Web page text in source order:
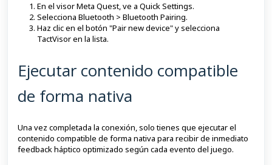
En el visor Meta Quest, ve a Quick Settings.
Selecciona Bluetooth > Bluetooth Pairing.
Haz clic en el botón "Pair new device" y selecciona
TactVisor en la lista.
Ejecutar contenido compatible
de forma nativa
Una vez completada la conexión, solo tienes que ejecutar el
contenido compatible de forma nativa para recibir de inmediato
feedback háptico optimizado según cada evento del juego.